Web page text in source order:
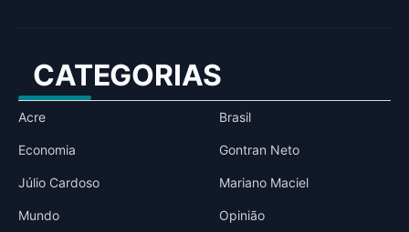
CATEGORIAS
Acre Brasil
Economia Gontran Neto
Júlio Cardoso Mariano Maciel
Mundo Opinião